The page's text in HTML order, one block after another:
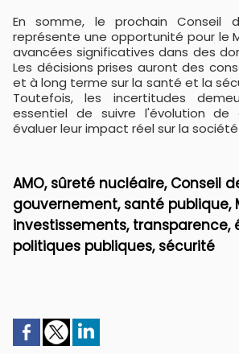
En somme, le prochain Conseil
représente une opportunité pour le
avancées significatives dans des
Les décisions prises auront des
et à long terme sur la santé et la
Toutefois, les incertitudes
essentiel de suivre l'évolution
évaluer leur impact réel sur la
AMO, sûreté nucléaire, Conseil
gouvernement, santé publique,
investissements, transparence,
politiques publiques, sécurité